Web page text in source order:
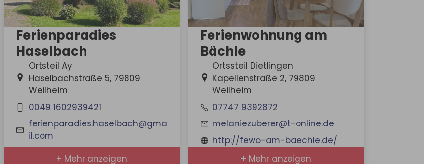
Ferienparadies
Haselbach
Ortsteil Ay
Haselbachstraße 5, 79809
Weilheim
0049 1602939421
ferienparadies.haselbach@gma
il.com
+ Mehr anzeigen
Ferienwohnung am
Bächle
Ortssteil Dietlingen
Kapellenstraße 2, 79809
Weilheim
07747 9392872
melaniezuberer@t-online.de
http://fewo-am-baechle.de/
+ Mehr anzeigen